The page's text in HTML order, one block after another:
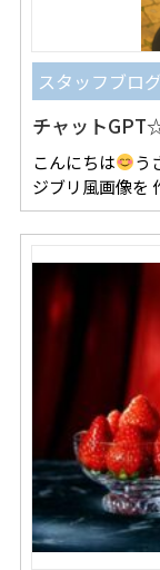
スタッフブログ
チャット
こんにちは う
ジブリ風画像